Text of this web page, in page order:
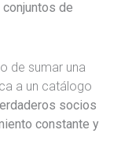
de
de sumar una
a un catálogo
socios
constante y